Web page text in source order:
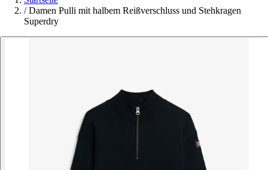
/ Damen Pulli mit halbem Reißverschluss und Stehkragen
Superdry